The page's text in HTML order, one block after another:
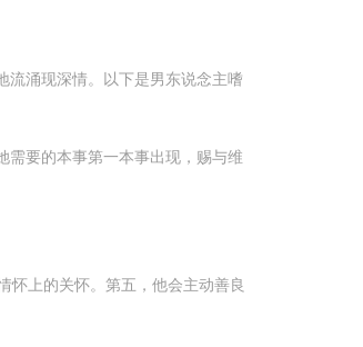
流涌现深情。以下是男东说念主嗜
需要的本事第一本事出现，赐与维
怀上的关怀。第五，他会主动善良